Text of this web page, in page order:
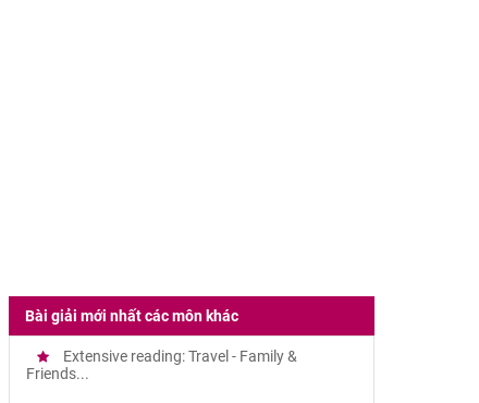
Bài giải mới nhất các môn khác
Extensive reading: Travel - Family &
Friends...